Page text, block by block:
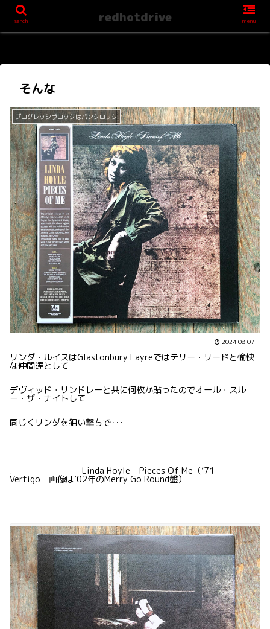
そんな
プログレッシヴロックはパンクロック
2024.08.07
リンダ・ルイスはGlastonbury Fayreではテリー・リードと愉快
な仲間達として
デヴィッド・リンドレーと共に何枚か貼ったのでオール・スル
ー・ザ・ナイトして
同じくリンダを狙い撃ちで･･･
. Linda Hoyle – Pieces Of Me（’71
Vertigo 画像は’02年のMerry Go Round盤）
serch redhotdrive menu